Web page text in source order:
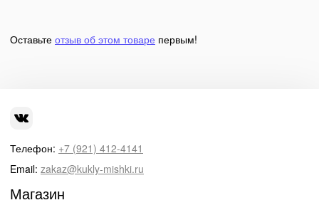
Оставьте отзыв об этом товаре первым!
Телефон: +7 (921) 412-4141
Email: zakaz@kukly-mishki.ru
Магазин